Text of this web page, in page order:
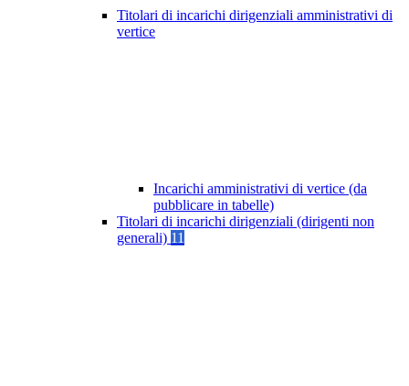
Titolari di incarichi dirigenziali amministrativi di
vertice
Incarichi amministrativi di vertice (da
pubblicare in tabelle)
Titolari di incarichi dirigenziali (dirigenti non
generali) 11